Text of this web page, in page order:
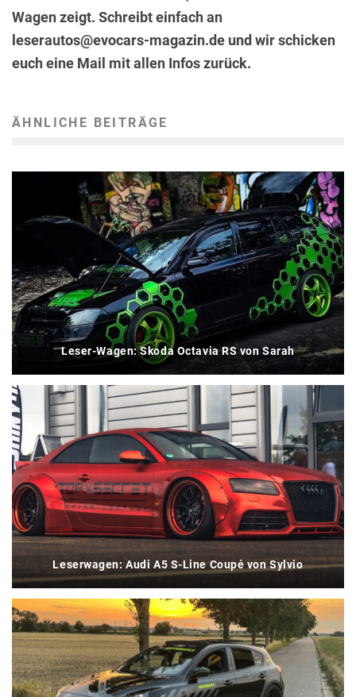
Wagen zeigt. Schreibt einfach an
leserautos@evocars-magazin.de und wir schicken
euch eine Mail mit allen Infos zurück.
ÄHNLICHE BEITRÄGE
Leser-Wagen: Skoda Octavia RS von Sarah
Leserwagen: Audi A5 S-Line Coupé von Sylvio